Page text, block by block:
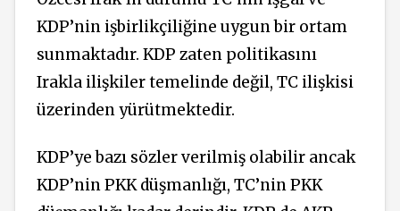
KDP’nin işbirlikçiliğine uygun bir ortam
sunmaktadır. KDP zaten politikasını
Irakla ilişkiler temelinde değil, TC ilişkisi
üzerinden yürütmektedir.
KDP’ye bazı sözler verilmiş olabilir ancak
KDP’nin PKK düşmanlığı, TC’nin PKK